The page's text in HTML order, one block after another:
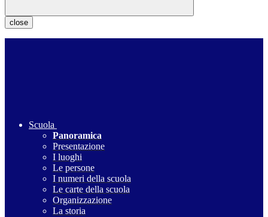
close
Scuola
Panoramica
Presentazione
I luoghi
Le persone
I numeri della scuola
Le carte della scuola
Organizzazione
La storia